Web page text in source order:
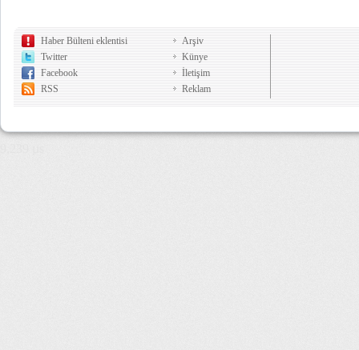
Haber Bülteni eklentisi
Twitter
Facebook
RSS
Arşiv
Künye
İletişim
Reklam